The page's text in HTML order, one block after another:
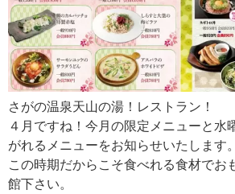
さがの温泉天山の湯！レストラン！
４月ですね！今月の限定メニューと水
がれるメニューをお知らせいたします。
この時期だからこそ食べれる食材でお
館下さい。